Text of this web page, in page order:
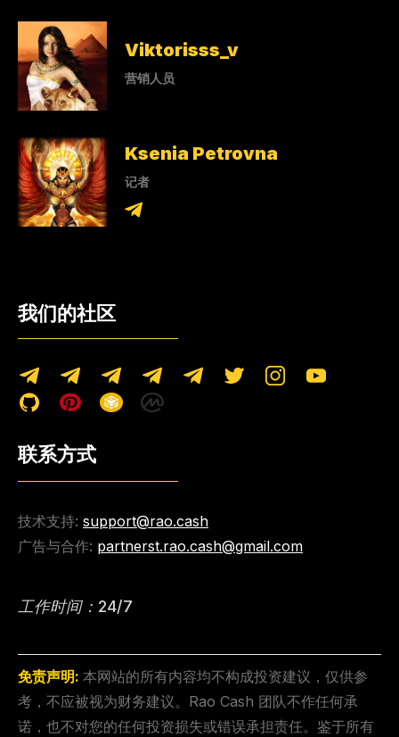
Viktorisss_v
营销人员
Ksenia Petrovna
记者
我们的社区
联系方式
技术支持: support@rao.cash
广告与合作: partnerst.rao.cash@gmail.com
工作时间：24/7
免责声明: 本网站的所有内容均不构成投资建议，仅供参
考，不应被视为财务建议。Rao Cash 团队不作任何承
诺，也不对您的任何投资损失或错误承担责任。鉴于所有